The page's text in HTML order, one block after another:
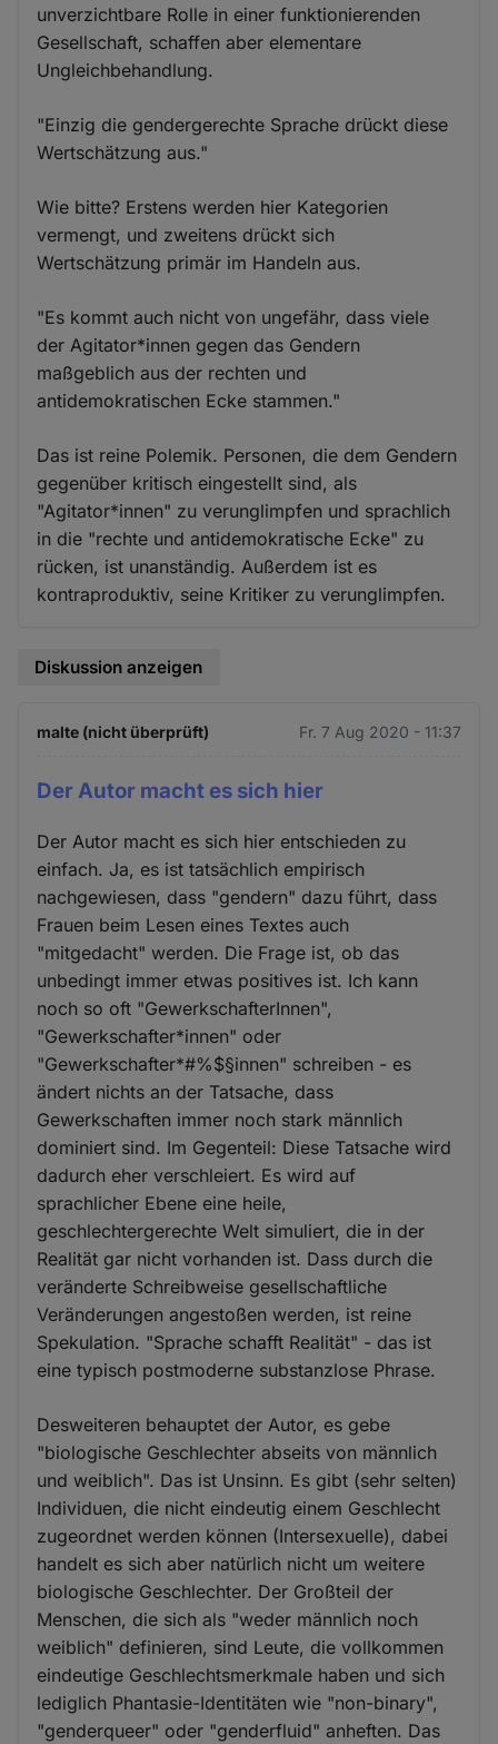
unverzichtbare Rolle in einer funktionierenden
Gesellschaft, schaffen aber elementare
Ungleichbehandlung.
"Einzig die gendergerechte Sprache drückt diese
Wertschätzung aus."
Wie bitte? Erstens werden hier Kategorien
vermengt, und zweitens drückt sich
Wertschätzung primär im Handeln aus.
"Es kommt auch nicht von ungefähr, dass viele
der Agitator*innen gegen das Gendern
maßgeblich aus der rechten und
antidemokratischen Ecke stammen."
Das ist reine Polemik. Personen, die dem Gendern
gegenüber kritisch eingestellt sind, als
"Agitator*innen" zu verunglimpfen und sprachlich
in die "rechte und antidemokratische Ecke" zu
rücken, ist unanständig. Außerdem ist es
kontraproduktiv, seine Kritiker zu verunglimpfen.
Diskussion anzeigen
malte (nicht überprüft) Fr. 7 Aug 2020 - 11:37
Der Autor macht es sich hier
Der Autor macht es sich hier entschieden zu
einfach. Ja, es ist tatsächlich empirisch
nachgewiesen, dass "gendern" dazu führt, dass
Frauen beim Lesen eines Textes auch
"mitgedacht" werden. Die Frage ist, ob das
unbedingt immer etwas positives ist. Ich kann
noch so oft "GewerkschafterInnen",
"Gewerkschafter*innen" oder
"Gewerkschafter*#%$§innen" schreiben - es
ändert nichts an der Tatsache, dass
Gewerkschaften immer noch stark männlich
dominiert sind. Im Gegenteil: Diese Tatsache wird
dadurch eher verschleiert. Es wird auf
sprachlicher Ebene eine heile,
geschlechtergerechte Welt simuliert, die in der
Realität gar nicht vorhanden ist. Dass durch die
veränderte Schreibweise gesellschaftliche
Veränderungen angestoßen werden, ist reine
Spekulation. "Sprache schafft Realität" - das ist
eine typisch postmoderne substanzlose Phrase.
Desweiteren behauptet der Autor, es gebe
"biologische Geschlechter abseits von männlich
und weiblich". Das ist Unsinn. Es gibt (sehr selten)
Individuen, die nicht eindeutig einem Geschlecht
zugeordnet werden können (Intersexuelle), dabei
handelt es sich aber natürlich nicht um weitere
biologische Geschlechter. Der Großteil der
Menschen, die sich als "weder männlich noch
weiblich" definieren, sind Leute, die vollkommen
eindeutige Geschlechtsmerkmale haben und sich
lediglich Phantasie-Identitäten wie "non-binary",
"genderqueer" oder "genderfluid" anheften. Das